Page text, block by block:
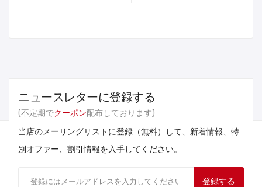
ニュースレターに登録する
(不定期でクーポン配布しております)
当店のメーリングリストに登録（無料）して、新着情報、特
別オファー、割引情報を入手してください。
登録する